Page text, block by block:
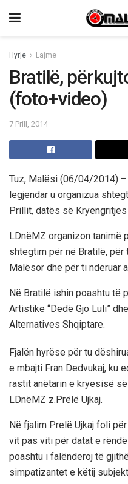
Hyrje Lajme
Bratilë,
(foto+video)
7 Prill, 2014
Tuz, Malësi (06/04/2014)
legjendar u organizua
Prillit, datës së
LDnëMZ organizon tanimë
shtegtim për në Bratilë, për
Malësor dhe për ti nderuar
Në Bratilë ishin poashtu të
Artistike “Dedë Gjo Luli”
Alternatives Shqiptare.
Fjalën hyrëse për tu
e mbajti Fran Dedvukaj, ku
rastit anëtarin e kryesisë
LDnëMZ z.Prëlë Ujkaj.
Në fjalim Prelë Ujkaj foli
vit pas viti për datat e
poashtu i falënderoj të
simpatizantet e këtij